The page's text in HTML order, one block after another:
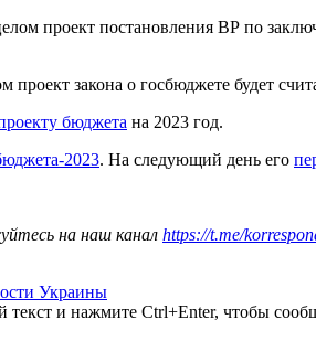
проект постановления ВР по
проект закона о госбюджете будет
бюджета на 2023 год.
2023. На следующий день его
на наш канал https://t.me/
Украины
и нажмите Ctrl+Enter, чтобы